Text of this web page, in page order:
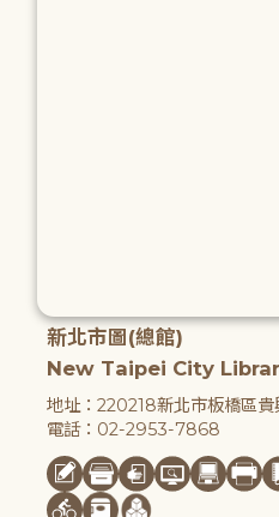
新北市圖(總館)
New Taipei City
地址：220218新北市板橋區
電話：02-2953-7868